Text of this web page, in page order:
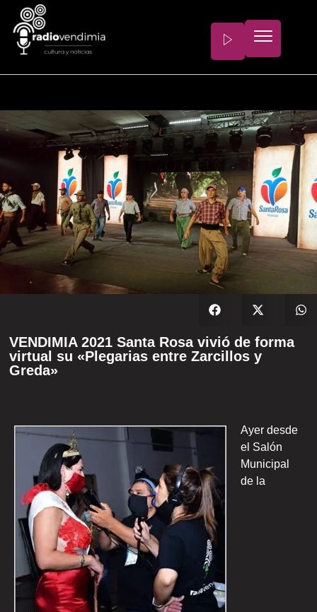
VENDIMIA 2021 Santa Rosa vivió de forma
virtual su «Plegarias entre Zarcillos y
Greda»
Ayer desde
el Salón
Municipal
de la